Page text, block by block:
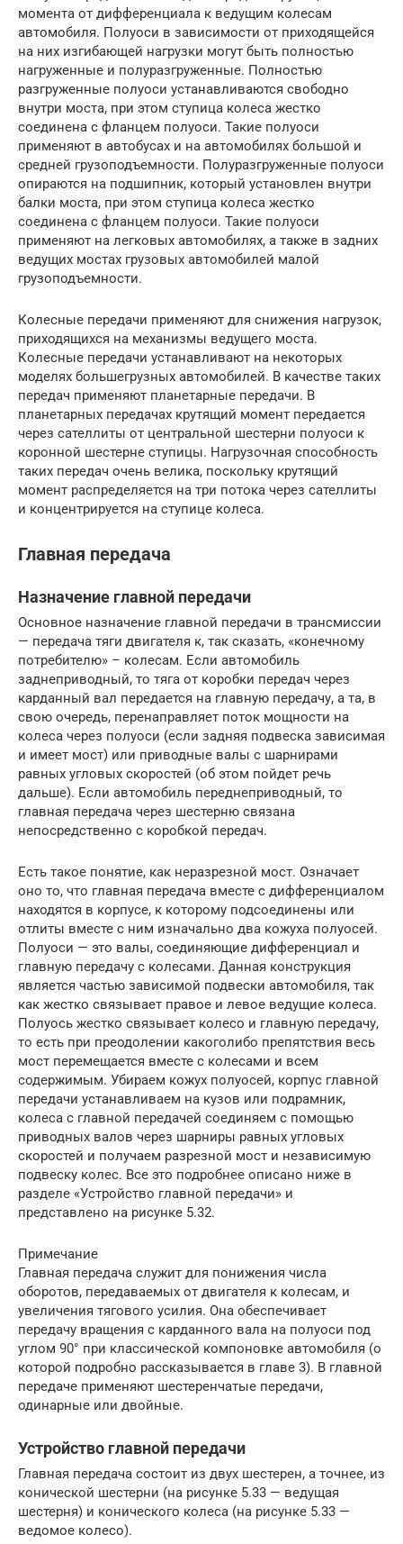
момента от дифференциала к ведущим колесам
автомобиля. Полуоси в зависимости от приходящейся
на них изгибающей нагрузки могут быть полностью
нагруженные и полуразгруженные. Полностью
разгруженные полуоси устанавливаются свободно
внутри моста, при этом ступица колеса жестко
соединена с фланцем полуоси. Такие полуоси
применяют в автобусах и на автомобилях большой и
средней грузоподъемности. Полуразгруженные полуоси
опираются на подшипник, который установлен внутри
балки моста, при этом ступица колеса жестко
соединена с фланцем полуоси. Такие полуоси
применяют на легковых автомобилях, а также в задних
ведущих мостах грузовых автомобилей малой
грузоподъемности.
Колесные передачи применяют для снижения нагрузок,
приходящихся на механизмы ведущего моста.
Колесные передачи устанавливают на некоторых
моделях большегрузных автомобилей. В качестве таких
передач применяют планетарные передачи. В
планетарных передачах крутящий момент передается
через сателлиты от центральной шестерни полуоси к
коронной шестерне ступицы. Нагрузочная способность
таких передач очень велика, поскольку крутящий
момент распределяется на три потока через сателлиты
и концентрируется на ступице колеса.
Главная передача
Назначение главной передачи
Основное назначение главной передачи в трансмиссии
— передача тяги двигателя к, так сказать, «конечному
потребителю» – колесам. Если автомобиль
заднеприводный, то тяга от коробки передач через
карданный вал передается на главную передачу, а та, в
свою очередь, перенаправляет поток мощности на
колеса через полуоси (если задняя подвеска зависимая
и имеет мост) или приводные валы с шарнирами
равных угловых скоростей (об этом пойдет речь
дальше). Если автомобиль переднеприводный, то
главная передача через шестерню связана
непосредственно с коробкой передач.
Есть такое понятие, как неразрезной мост. Означает
оно то, что главная передача вместе с дифференциалом
находятся в корпусе, к которому подсоединены или
отлиты вместе с ним изначально два кожуха полуосей.
Полуоси — это валы, соединяющие дифференциал и
главную передачу с колесами. Данная конструкция
является частью зависимой подвески автомобиля, так
как жестко связывает правое и левое ведущие колеса.
Полуось жестко связывает колесо и главную передачу,
то есть при преодолении какоголибо препятствия весь
мост перемещается вместе с колесами и всем
содержимым. Убираем кожух полуосей, корпус главной
передачи устанавливаем на кузов или подрамник,
колеса с главной передачей соединяем с помощью
приводных валов через шарниры равных угловых
скоростей и получаем разрезной мост и независимую
подвеску колес. Все это подробнее описано ниже в
разделе «Устройство главной передачи» и
представлено на рисунке 5.32.
Примечание
Главная передача служит для понижения числа
оборотов, передаваемых от двигателя к колесам, и
увеличения тягового усилия. Она обеспечивает
передачу вращения с карданного вала на полуоси под
углом 90° при классической компоновке автомобиля (о
которой подробно рассказывается в главе 3). В главной
передаче применяют шестеренчатые передачи,
одинарные или двойные.
Устройство главной передачи
Главная передача состоит из двух шестерен, а точнее, из
конической шестерни (на рисунке 5.33 — ведущая
шестерня) и конического колеса (на рисунке 5.33 —
ведомое колесо).